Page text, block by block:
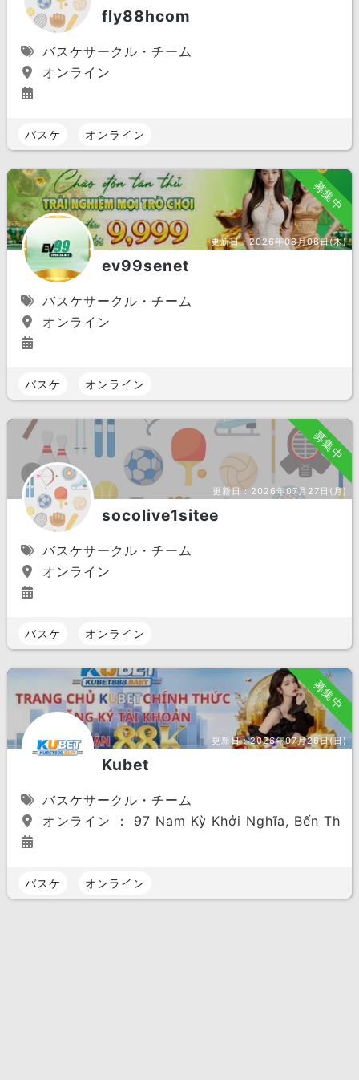
fly88hcom
バスケサークル・チーム
オンライン
バスケ オンライン
募集中
更新日：2026年08月06日(木)
ev99senet
バスケサークル・チーム
オンライン
バスケ オンライン
募集中
更新日： 2026年07月27日(月)
socolive1sitee
バスケサークル・チーム
オンライン
バスケ オンライン
募集中
更新日：2026年07月26日(日)
Kubet
バスケサークル・チーム
オンライン ： 97 Nam Kỳ Khởi Nghĩa, Bến
バスケ オンライン